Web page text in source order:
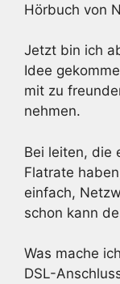
Hörbuch von
Jetzt bin ich
Idee
mit zu
nehmen.
Bei leiten, die
Flatrate
einfach,
schon kann
Was mache
DSL-